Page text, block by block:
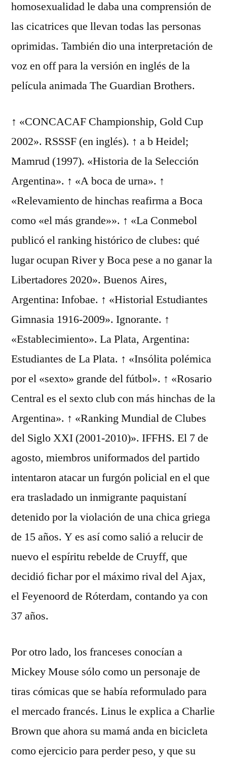
homosexualidad le daba una comprensión de
las cicatrices que llevan todas las personas
oprimidas. También dio una interpretación de
voz en off para la versión en inglés de la
película animada The Guardian Brothers.
↑ «CONCACAF Championship, Gold Cup
2002». RSSSF (en inglés). ↑ a b Heidel;
Mamrud (1997). «Historia de la Selección
Argentina». ↑ «A boca de urna». ↑
«Relevamiento de hinchas reafirma a Boca
como «el más grande»». ↑ «La Conmebol
publicó el ranking histórico de clubes: qué
lugar ocupan River y Boca pese a no ganar la
Libertadores 2020». Buenos Aires,
Argentina: Infobae. ↑ «Historial Estudiantes
Gimnasia 1916-2009». Ignorante. ↑
«Establecimiento». La Plata, Argentina:
Estudiantes de La Plata. ↑ «Insólita polémica
por el «sexto» grande del fútbol». ↑ «Rosario
Central es el sexto club con más hinchas de la
Argentina». ↑ «Ranking Mundial de Clubes
del Siglo XXI (2001-2010)». IFFHS. El 7 de
agosto, miembros uniformados del partido
intentaron atacar un furgón policial en el que
era trasladado un inmigrante paquistaní
detenido por la violación de una chica griega
de 15 años. Y es así como salió a relucir de
nuevo el espíritu rebelde de Cruyff, que
decidió fichar por el máximo rival del Ajax,
el Feyenoord de Róterdam, contando ya con
37 años.
Por otro lado, los franceses conocían a
Mickey Mouse sólo como un personaje de
tiras cómicas que se había reformulado para
el mercado francés. Linus le explica a Charlie
Brown que ahora su mamá anda en bicicleta
como ejercicio para perder peso, y que su